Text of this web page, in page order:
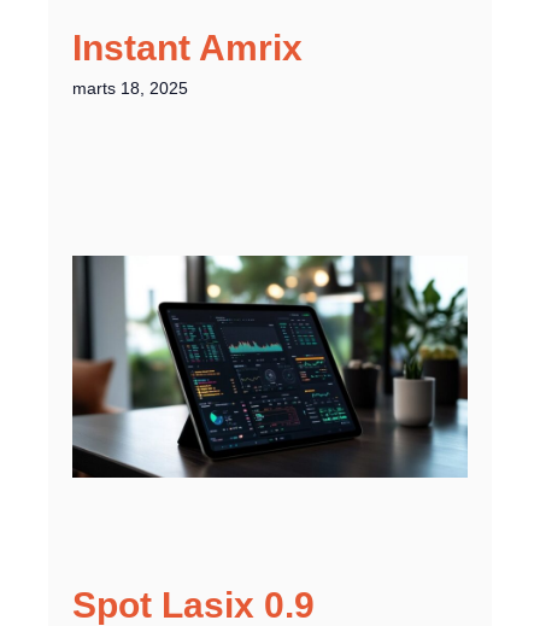
Instant Amrix
marts 18, 2025
Spot Lasix 0.9